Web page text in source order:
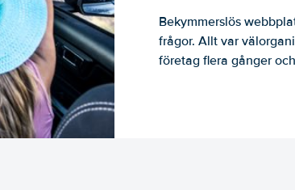
Bekymmerslös
frågor. Allt var
företag flera gånger